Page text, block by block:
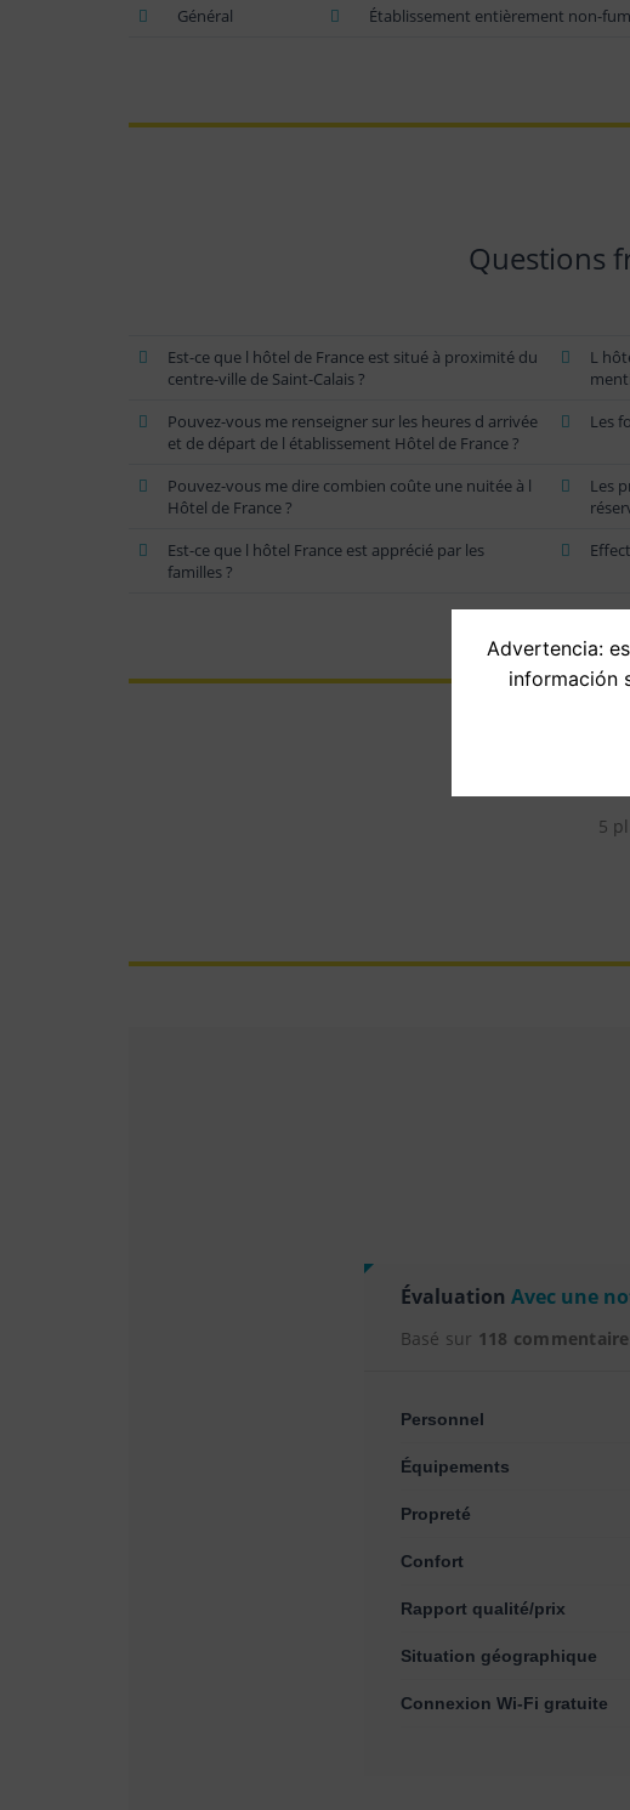
Général
Établissement entièrement non-
Questions
Est-ce que l hôtel de France est situé à proximité du
centre-ville de Saint-Calais ?
L
Pouvez-vous me renseigner sur les heures d arrivée
et de départ de l établissement Hôtel de France ?
Les
Pouvez-vous me dire combien coûte une nuitée à l
Hôtel de France ?
Les
Est-ce que l hôtel France est apprécié par les
familles ?
5
Évaluation Avec une
Basé sur 118
Personnel
Équipements
Propreté
Confort
Rapport qualité/prix
Situation géographique
Connexion Wi-Fi gratuite
Advertencia:
información